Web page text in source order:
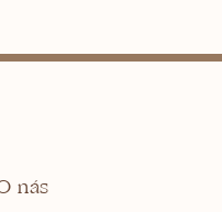
nás